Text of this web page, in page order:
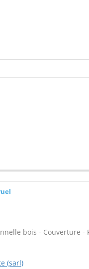
bois - Couverture -
(sarl)